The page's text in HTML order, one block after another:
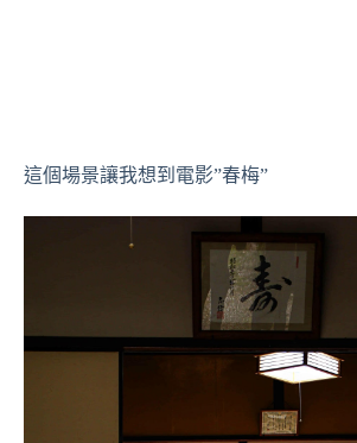
這個場景讓我想到電影”春梅”